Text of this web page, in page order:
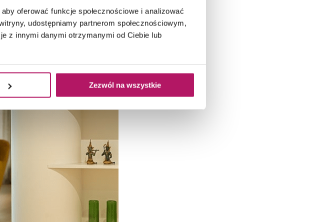
oferować funkcje społecznościowe i analizować
udostępniamy partnerom społecznościowym,
z innymi danymi otrzymanymi od Ciebie lub
Zezwól na wszystkie